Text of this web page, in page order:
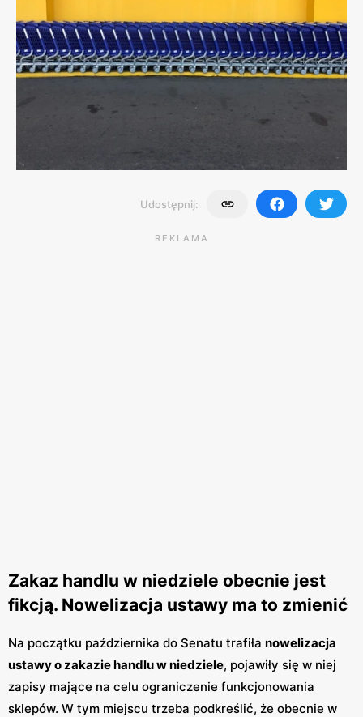
Udostępnij:
REKLAMA
Zakaz handlu w niedziele obecnie jest
fikcją. Nowelizacja ustawy ma to zmienić
Na początku października do Senatu trafiła nowelizacja
ustawy o zakazie handlu w niedziele, pojawiły się w niej
zapisy mające na celu ograniczenie funkcjonowania
sklepów. W tym miejscu trzeba podkreślić, że obecnie w